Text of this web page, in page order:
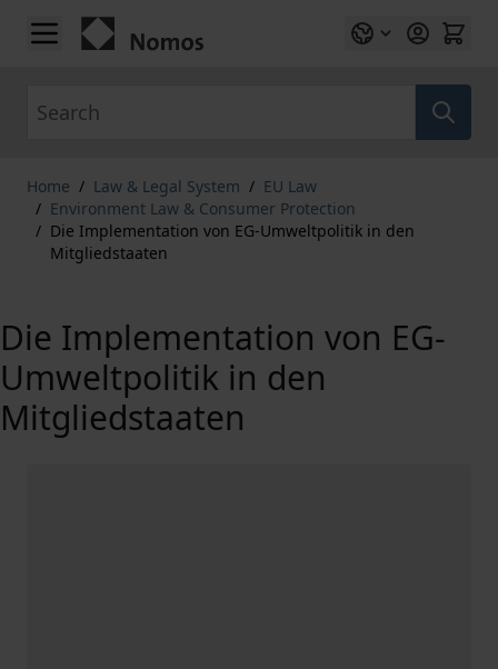
Skip to Content
Home / Law & Legal System / EU Law
/ Environment Law & Consumer Protection
/ Die Implementation von EG-Umweltpolitik in den
Mitgliedstaaten
Die Implementation von EG-
Umweltpolitik in den
Mitgliedstaaten